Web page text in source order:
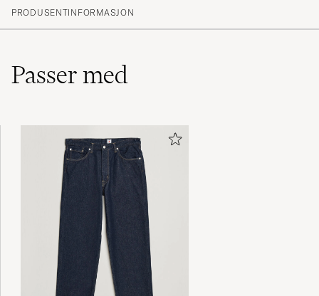
PRODUSENTINFORMASJON
Passer med